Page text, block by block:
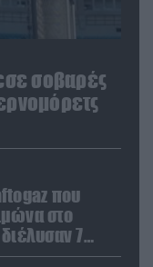
σοβαρές
που
στο
7
ουκρανικού